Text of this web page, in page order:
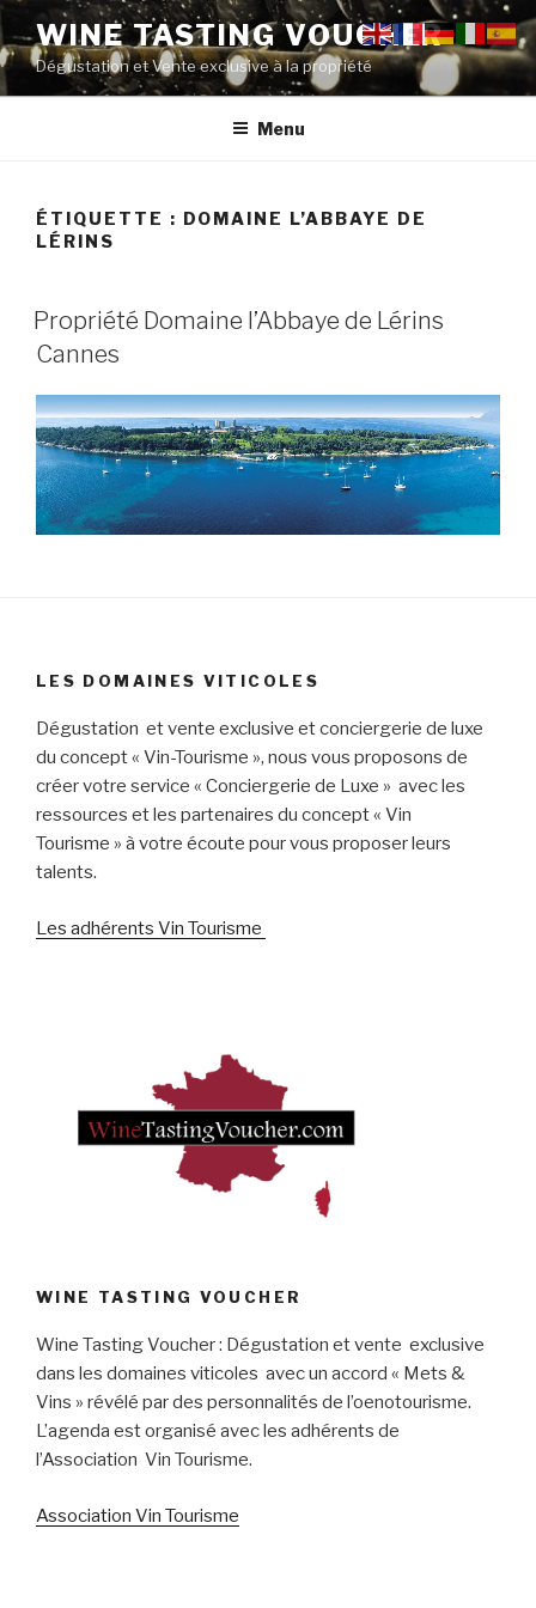
Aller
au
contenu
principal
WINE TASTING VOUCHER
Dégustation et Vente exclusive à la propriété
Menu
ÉTIQUETTE : DOMAINE L’ABBAYE DE
LÉRINS
PUBLIÉ
LE
Propriété Domaine l’Abbaye de Lérins
Cannes
LES DOMAINES VITICOLES
Dégustation et vente exclusive et conciergerie de luxe
du concept « Vin-Tourisme », nous vous proposons de
créer votre service « Conciergerie de Luxe » avec les
ressources et les partenaires du concept « Vin
Tourisme » à votre écoute pour vous proposer leurs
talents.
Les adhérents Vin Tourisme
WINE TASTING VOUCHER
Wine Tasting Voucher : Dégustation et vente exclusive
dans les domaines viticoles avec un accord « Mets &
Vins » révélé par des personnalités de l’oenotourisme.
L’agenda est organisé avec les adhérents de
l’Association Vin Tourisme.
Association Vin Tourisme